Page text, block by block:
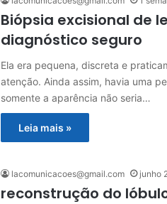
Biópsia excisional de
diagnóstico seguro
Ela era pequena, discreta e
atenção. Ainda assim, havia uma
somente a aparência não seria…
Leia mais »
lacomunicacoes@gmail.com junho
reconstrução do